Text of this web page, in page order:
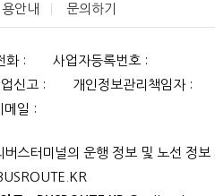
안내 문의하기
화 :
사업자등록번호 :
신고 :
개인정보관리책임자 :
메일 :
스터미널의 운행 정보 및 노선 정보